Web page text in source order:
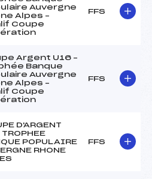
Auvergne
Alpes –
Coupe
FFS
Argent U16 –
Banque
Auvergne
Alpes –
Coupe
FFS
D'ARGENT
TROPHEE
POPULAIRE
RHONE
FFS